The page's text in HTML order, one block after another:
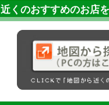
近くのおすすめのお店を